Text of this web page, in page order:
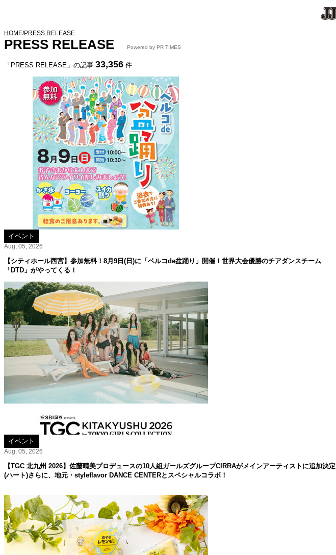
HOME/PRESS RELEASE
PRESS RELEASE Powered by PR TIMES
「PRESS RELEASE」の記事 33,356 件
イベント
Aug, 05, 2026
【シティホール西宮】参加無料！8月9日(日)に「ベルコde盆踊り」開催！世界大会優勝のチアダンスチーム
「DTD」がやってくる！
イベント
Aug, 05, 2026
【TGC 北九州 2026】佐藤晴美プロデュースの10人組ガールズグループCIRRAがメインアーティストに追加決定
(ハート)さらに、地元・styleflavor DANCE CENTERとスペシャルコラボ！